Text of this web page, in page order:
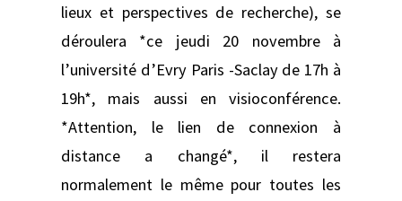
lieux et perspectives de recherche), se
déroulera *ce jeudi 20 novembre à
l’université d’Evry Paris -Saclay de 17h à
19h*, mais aussi en visioconférence.
*Attention, le lien de connexion à
distance a changé*, il restera
normalement le même pour toutes les